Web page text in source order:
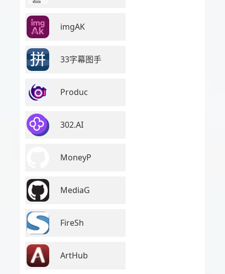
imgAK
33字幕图手
Produc
302.AI
MoneyP
MediaG
FireSh
ArtHub